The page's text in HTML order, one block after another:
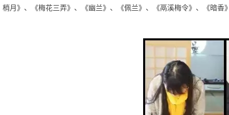
梢月》、《梅花三弄》、《幽兰》、《佩兰》、《鬲溪梅令》、《暗